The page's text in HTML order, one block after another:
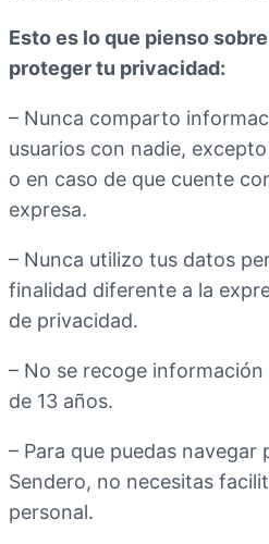
Esto es lo que pienso
proteger tu privacidad:
– Nunca comparto
usuarios con nadie,
o en caso de que cuente
expresa.
– Nunca utilizo tus datos
finalidad diferente a la
de privacidad.
– No se recoge
de 13 años.
– Para que puedas navegar
Sendero, no necesitas
personal.